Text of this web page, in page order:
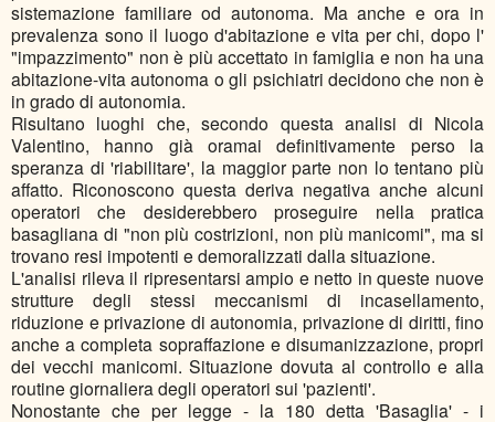
sistemazione familiare od autonoma. Ma anche e ora in
prevalenza sono il luogo d'abitazione e vita per chi, dopo l'
"impazzimento" non è più accettato in famiglia e non ha una
abitazione-vita autonoma o gli psichiatri decidono che non è
in grado di autonomia.
Risultano luoghi che, secondo questa analisi di Nicola
Valentino, hanno già oramai definitivamente perso la
speranza di 'riabilitare', la maggior parte non lo tentano più
affatto. Riconoscono questa deriva negativa anche alcuni
operatori che desiderebbero proseguire nella pratica
basagliana di "non più costrizioni, non più manicomi", ma si
trovano resi impotenti e demoralizzati dalla situazione.
L'analisi rileva il ripresentarsi ampio e netto in queste nuove
strutture degli stessi meccanismi di incasellamento,
riduzione e privazione di autonomia, privazione di diritti, fino
anche a completa sopraffazione e disumanizzazione, propri
dei vecchi manicomi. Situazione dovuta al controllo e alla
routine giornaliera degli operatori sui 'pazienti'.
Nonostante che per legge - la 180 detta 'Basaglia' - i